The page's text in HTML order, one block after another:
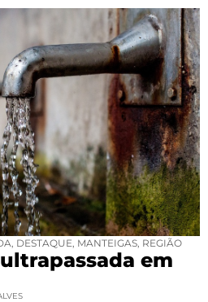
DESTAQUE MANTEIGAS REGIÃO
em